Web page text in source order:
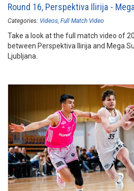
Round 16, Perspektiva Ilirija -
Categories: Videos Full Match Video
Take a look at the full match video of
between Perspektiva Ilirija and Mega
Ljubljana.